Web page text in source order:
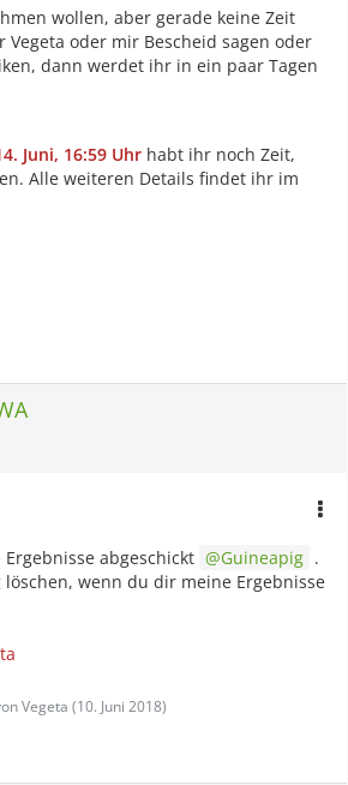
wollen, aber gerade keine Zeit
Vegeta oder mir Bescheid sagen oder
dann werdet ihr in ein paar Tagen
Juni, 16:59 Uhr habt ihr noch Zeit,
Alle weiteren Details findet ihr im
abgeschickt Guineapig .
wenn du dir meine Ergebnisse
Vegeta (10. Juni 2018)